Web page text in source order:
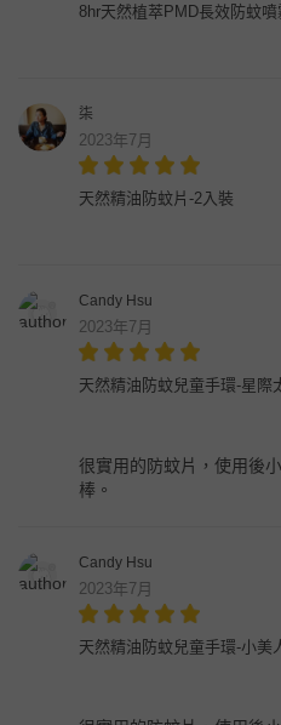
8hr天然植萃PMD長效防蚊噴
柒
2023年7月
天然精油防蚊片-2入裝
Candy Hsu
2023年7月
天然精油防蚊兒童手環-星際
很實用的防蚊片，使用後
棒。
Candy Hsu
2023年7月
天然精油防蚊兒童手環-小美